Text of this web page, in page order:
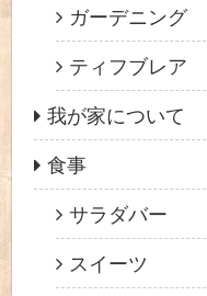
ガーデニング
ティフブレア
我が家について
食事
サラダバー
スイーツ